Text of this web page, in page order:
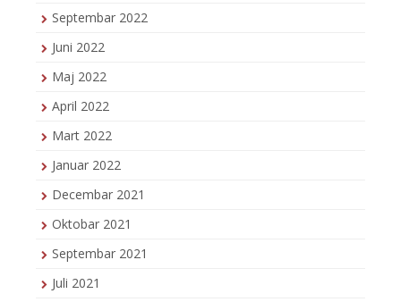
Septembar 2022
Juni 2022
Maj 2022
April 2022
Mart 2022
Januar 2022
Decembar 2021
Oktobar 2021
Septembar 2021
Juli 2021